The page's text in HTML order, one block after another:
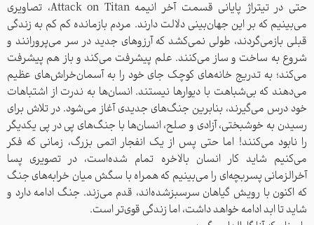
حتی در تیتراژ پایانی قسمت آخر انیمه Attack on Titan، تصاویری
می‌بینیم که بر این جهان‌بینی دلالت دارند. مردم بازمانده کم کم به زندگی
قبلی بازمی‌گردند، طولی نمی‌کشد که آرزوهای جدید در سر می‌پرورانند و
شروع به ساخت و ساز می‌کنند. علم پیشرفت می‌کند و باز هم پیشرفت
می‌کند؛ به تدریج خانه‌های کوچک جای خود را به آسمان‌خراش‌های عظیم
می‌دهند که بی‌شباهت با دیوارها نیستند. انسان‌‌ها به ندرت از اشتباهات
خود درس می‌گیرند، بنابرین جنگ‌های جدیدی آغاز می‌شود. در تلاش برای
رسیدن به خوشبختی، آزادی و صلح، انسان‌ها با جنگ‌های پی در پی یکدیگر
را نابود می‌کنند! اما حتی پس از یک انفجار اتمی بزرگ، زمانی که فکر
می‌کنیم شاید کار انسان بالاخره تمام شده‌است، در تصویری پسا
آخرالزمانی پسربچه‌ای را می‌بینیم که همراه با سگش میان خرابه‌های جنگ
که اکنون با رویش گیاهان سرسبزشده‌اند، قدم می‌زند. جنگ ادامه دارد و
شاید تا ابد ادامه خواهد داشت، اما زندگی قوی‌تر است.